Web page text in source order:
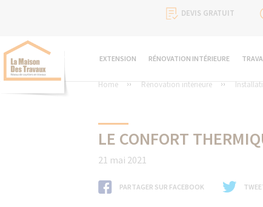
DEVIS GRATUIT
EXTENSION RÉNOVATION INTÉRIEURE
Home Rénovation intérieure
LE CONFORT
21 mai 2021
PARTAGER SUR FACEBOOK